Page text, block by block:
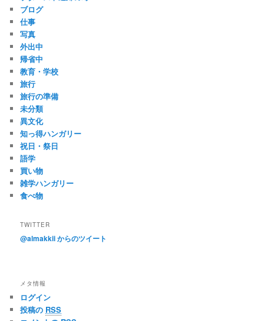
ブログ
仕事
写真
外出中
帰省中
教育・学校
旅行
旅行の準備
未分類
異文化
知っ得ハンガリー
祝日・祭日
語学
買い物
雑学ハンガリー
食べ物
TWITTER
@almakkii からのツイート
メタ情報
ログイン
投稿の RSS